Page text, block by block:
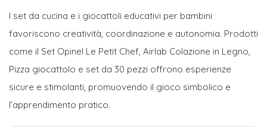
I set da cucina e i giocattoli educativi per bambini
favoriscono creatività, coordinazione e autonomia. Prodotti
come il Set Opinel Le Petit Chef, Airlab Colazione in Legno,
Pizza giocattolo e set da 30 pezzi offrono esperienze
sicure e stimolanti, promuovendo il gioco simbolico e
l’apprendimento pratico.